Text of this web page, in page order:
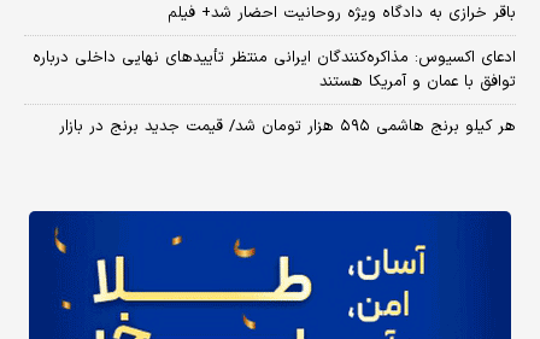
باقر خرازی به دادگاه ویژه روحانیت احضار شد+ فیلم
ادعای اکسیوس: مذاکره‌کنندگان ایرانی منتظر تأییدهای نهایی داخلی درباره
توافق با عمان و آمریکا هستند
هر کیلو برنج هاشمی ۵۹۵ هزار تومان شد/ قیمت جدید برنج در بازار